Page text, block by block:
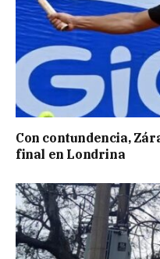
Con contundencia,
final en Londrina